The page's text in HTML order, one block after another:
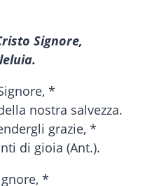
Signore,
*
nostra salvezza.
grazie, *
di gioia (Ant.).
*